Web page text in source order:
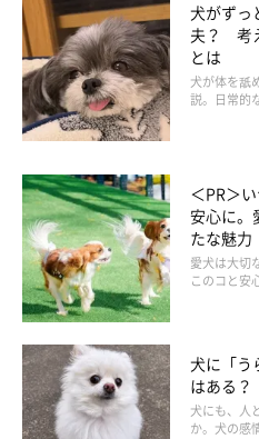
乾燥から肉球を保護す
犬がずっ
夫？ 考
とは
犬が体を舐
説。日常的
＜PR＞
安心に。
たな魅力
愛犬は大切
このコと安
犬に「う
はある
犬にも、人
か。犬の感